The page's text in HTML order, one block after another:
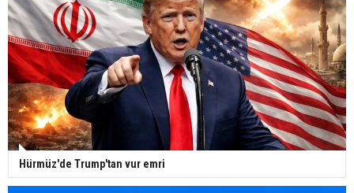
Hürmüz'de Trump'tan vur emri